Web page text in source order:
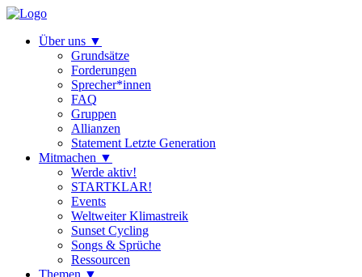
Über uns ▼
Grundsätze
Forderungen
Sprecher*innen
FAQ
Gruppen
Allianzen
Statement Letzte Generation
Mitmachen ▼
Werde aktiv!
STARTKLAR!
Events
Weltweiter Klimastreik
Sunset Cycling
Songs & Sprüche
Ressourcen
Themen ▼